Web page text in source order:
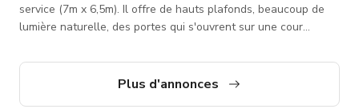
service (7m x 6,5m). Il offre de hauts plafonds, beaucoup de
lumière naturelle, des portes qui s'ouvrent sur une cour
sonore Sonos, des planchers Harlequin à ressorts et marley,
des miroirs pleine longueur et le WiFi gratuit. Nous sommes un
Plus d'annonces